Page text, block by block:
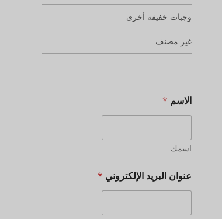
وجبات خفيفة أخرى
غير مصنف
الاسم *
اسمك
عنوان البريد الإلكتروني *